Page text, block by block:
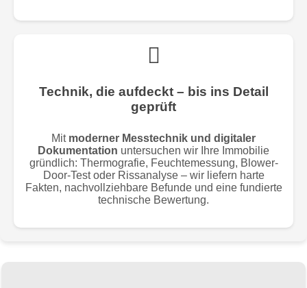
Technik, die aufdeckt – bis ins Detail
geprüft
Mit moderner Messtechnik und digitaler
Dokumentation untersuchen wir Ihre Immobilie
gründlich: Thermografie, Feuchtemessung, Blower-
Door-Test oder Rissanalyse – wir liefern harte
Fakten, nachvollziehbare Befunde und eine fundierte
technische Bewertung.